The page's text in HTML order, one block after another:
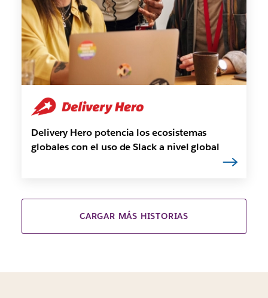
Delivery Hero potencia los ecosistemas
globales con el uso de Slack a nivel global
CARGAR MÁS HISTORIAS